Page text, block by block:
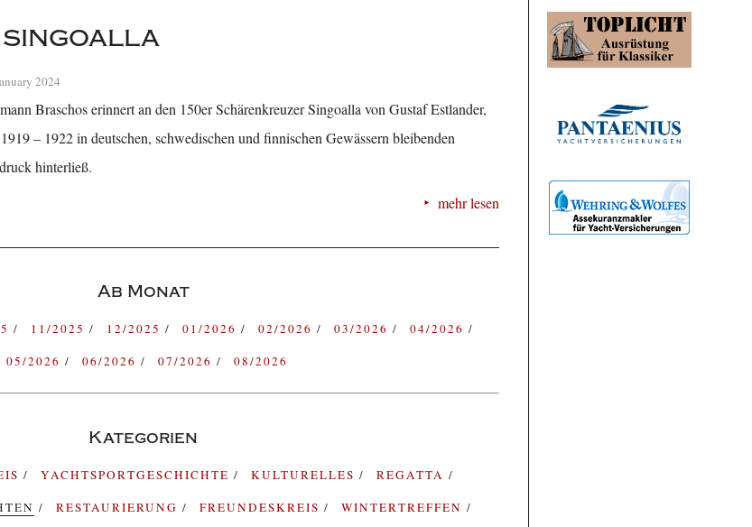
2024
Braschos erinnert an den 150er Schärenkreuzer Singoalla von Gustaf Estlander,
– 1922 in deutschen, schwedischen und finnischen Gewässern bleibenden
hinterließ.
mehr lesen
Ab Monat
11/2025 12/2025 01/2026 02/2026 03/2026
04/2026
05/2026
06/2026 07/2026 08/2026
Kategorien
YACHTSPORTGESCHICHTE KULTURELLES
REGATTA
RESTAURIERUNG FREUNDESKREIS
WINTERTREFFEN